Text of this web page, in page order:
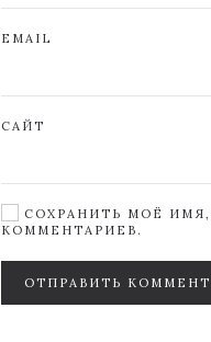
EMAIL
САЙТ
СОХРАНИТЬ МОЁ
КОММЕНТАРИЕВ.
ОТПРАВИТЬ